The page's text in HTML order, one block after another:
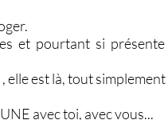
et pourtant si
elle est là, tout simplement
avec toi, avec vous...